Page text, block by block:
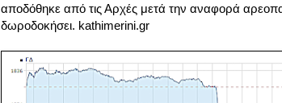
αποδόθηκε από τις Αρχές μετά την αναφορά
δωροδοκήσει. kathimerini.gr